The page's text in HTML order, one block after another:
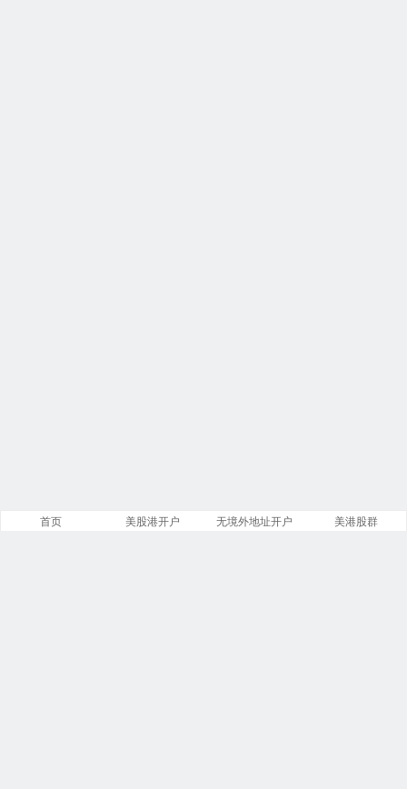
首页 美股港开户 无境外地址开户 美港股群